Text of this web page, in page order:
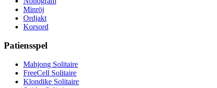
Minröj
Ordjakt
Korsord
Patiensspel
Mahjong Solitaire
FreeCell Solitaire
Klondike Solitaire